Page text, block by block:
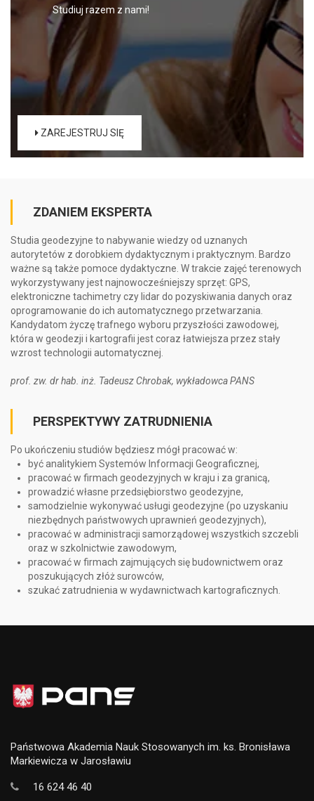
Studiuj razem z nami!
ZAREJESTRUJ SIĘ
ZDANIEM EKSPERTA
Studia geodezyjne to nabywanie wiedzy od uznanych
autorytetów z dorobkiem dydaktycznym i praktycznym. Bardzo
ważne są także pomoce dydaktyczne. W trakcie zajęć terenowych
wykorzystywany jest najnowocześniejszy sprzęt: GPS,
elektroniczne tachimetry czy lidar do pozyskiwania danych oraz
oprogramowanie do ich automatycznego przetwarzania.
Kandydatom życzę trafnego wyboru przyszłości zawodowej,
która w geodezji i kartografii jest coraz łatwiejsza przez stały
wzrost technologii automatycznej.
prof. zw. dr hab. inż. Tadeusz Chrobak, wykładowca PANS
PERSPEKTYWY ZATRUDNIENIA
Po ukończeniu studiów będziesz mógł pracować w:
być analitykiem Systemów Informacji Geograficznej,
pracować w firmach geodezyjnych w kraju i za granicą,
prowadzić własne przedsiębiorstwo geodezyjne,
samodzielnie wykonywać usługi geodezyjne (po uzyskaniu
niezbędnych państwowych uprawnień geodezyjnych),
pracować w administracji samorządowej wszystkich szczebli
oraz w szkolnictwie zawodowym,
pracować w firmach zajmujących się budownictwem oraz
poszukujących złóż surowców,
szukać zatrudnienia w wydawnictwach kartograficznych.
Państwowa Akademia Nauk Stosowanych im. ks. Bronisława
Markiewicza w Jarosławiu
16 624 46 40